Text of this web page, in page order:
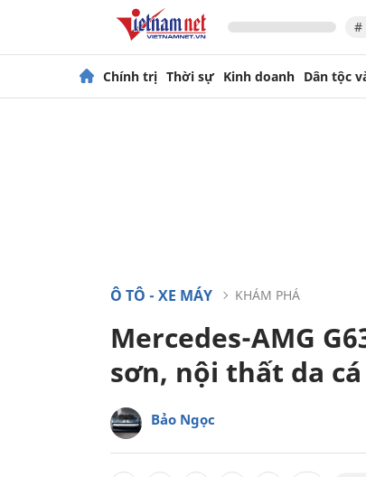
#
Chính trị Thời sự Kinh doanh Dân tộc
Ô TÔ - XE MÁY KHÁM PHÁ
Mercedes-AMG
sơn, nội thất da
Bảo Ngọc